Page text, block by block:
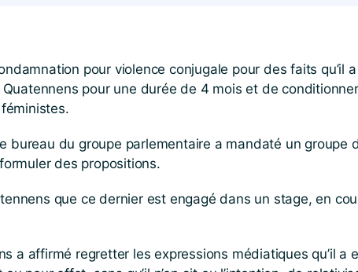
pour violence conjugale pour des faits qu’il
pour une durée de 4 mois et de
bureau du groupe parlementaire a mandaté un
des propositions.
que ce dernier est engagé dans un stage, en
a affirmé regretter les expressions médiatiques qu’il a